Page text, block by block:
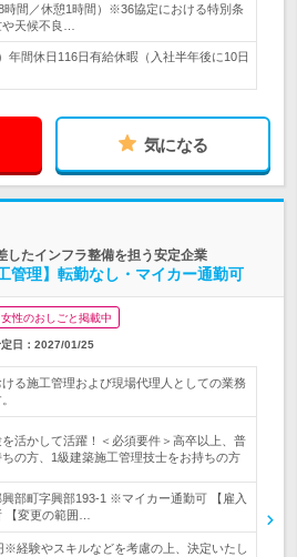
時間／休憩1時間）※36協定における特別条
天候不良…
年間休日116日有給休暇（入社半年後に10日
気になる
したインフラ整備を担う安定企業
管理】転勤なし・マイカー通勤可
女性のおしごと掲載中
日： 2027/01/25
る施工管理および現場代理人としての業務
活かして活躍！＜必須要件＞高卒以上、普
の方、1級建築施工管理技士をお持ちの方
部町字興部193-1 ※マイカー通勤可 【雇入
【変更の範囲…
※経験やスキルなどを考慮の上、決定いたし